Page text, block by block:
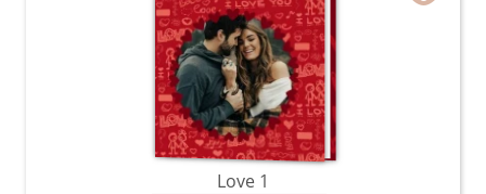
Love 1